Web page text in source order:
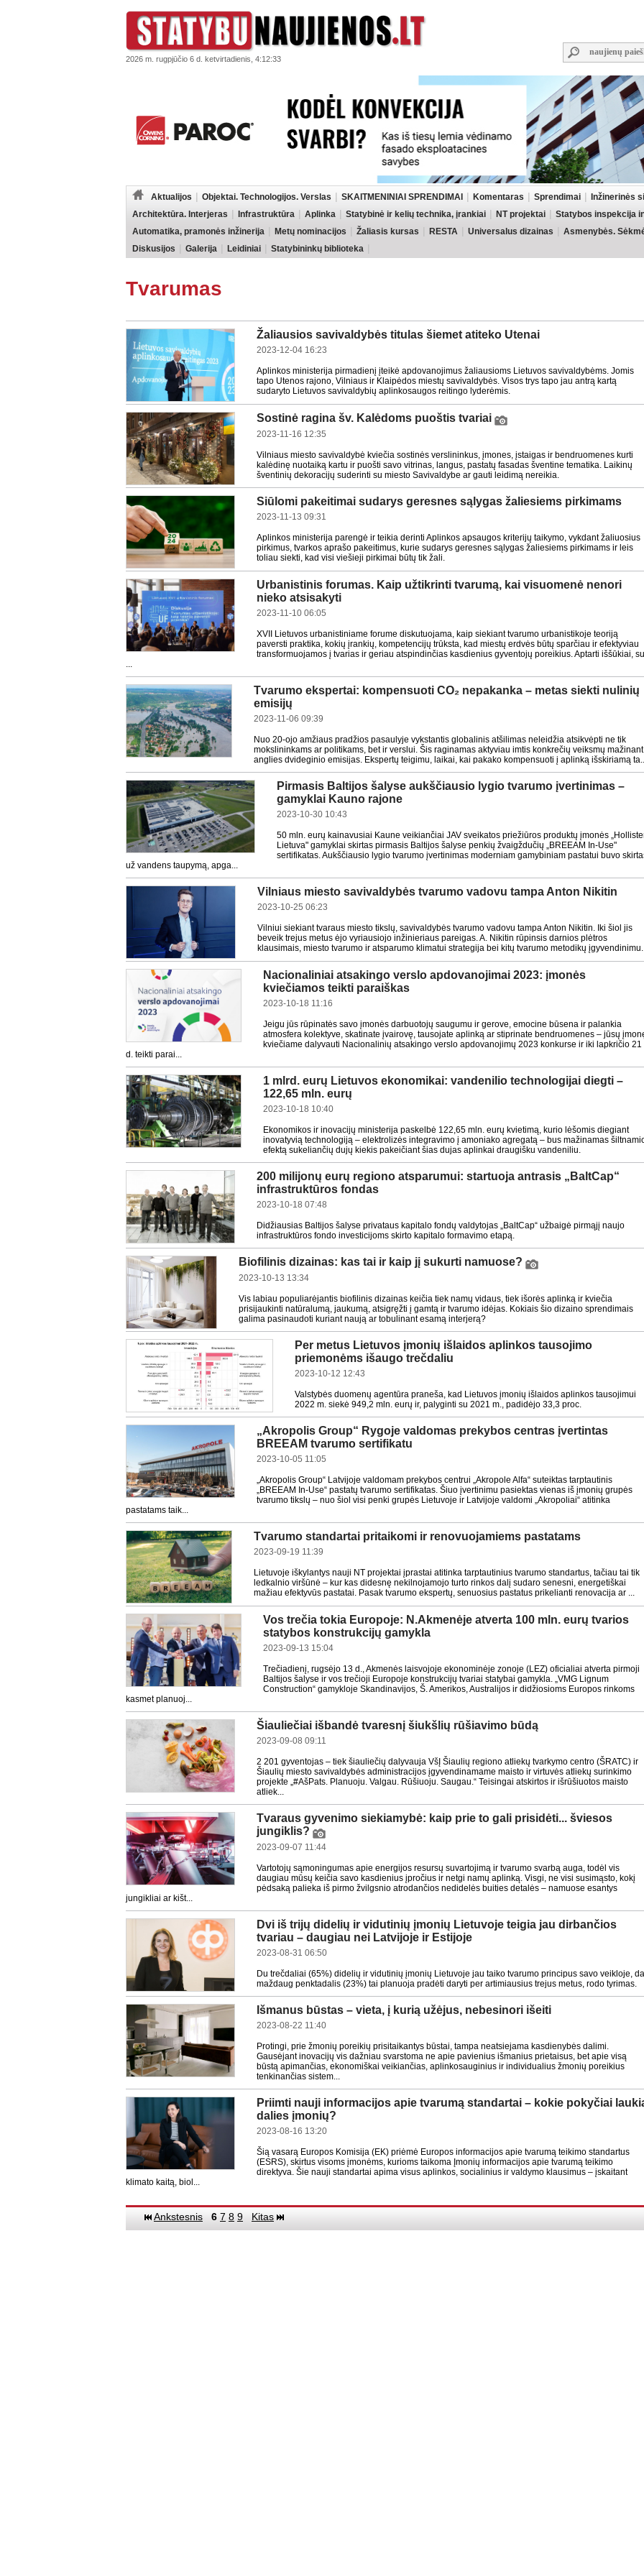
2026 m. rugpjūčio 6 d. ketvirtadienis, 4:12:33
Aktualijos Objektai. Technologijos. Verslas SKAITMENINIAI SPRENDIMAI Komentaras Sprendimai
Inžinerinės
Architektūra. Interjeras
Infrastruktūra Aplinka Statybinė ir kelių technika, įrankiai NT projektai
Statybos inspekcija
Automatika, pramonės inžinerija
Metų nominacijos Žaliasis kursas RESTA Universalus dizainas
Asmenybės.
Diskusijos
Galerija Leidiniai Statybininkų biblioteka
Tvarumas
Žaliausios savivaldybės titulas šiemet atiteko Utenai
2023-12-04 16:23
Aplinkos ministerija pirmadienį įteikė apdovanojimus žaliausioms Lietuvos savivaldybėms. Jomis
tapo Utenos rajono, Vilniaus ir Klaipėdos miestų savivaldybės. Visos trys tapo jau antrą kartą
sudaryto Lietuvos savivaldybių aplinkosaugos reitingo lyderėmis.
Sostinė ragina šv. Kalėdoms puoštis tvariai
2023-11-16 12:35
Vilniaus miesto savivaldybė kviečia sostinės verslininkus, įmones, įstaigas ir bendruomenes kurti
kalėdinę nuotaiką kartu ir puošti savo vitrinas, langus, pastatų fasadas šventine tematika. Laikinų
šventinių dekoracijų suderinti su miesto Savivaldybe ar gauti leidimą nereikia.
Siūlomi pakeitimai sudarys geresnes sąlygas žaliesiems pirkimams
2023-11-13 09:31
Aplinkos ministerija parengė ir teikia derinti Aplinkos apsaugos kriterijų taikymo, vykdant žaliuosius
pirkimus, tvarkos aprašo pakeitimus, kurie sudarys geresnes sąlygas žaliesiems pirkimams ir leis
toliau siekti, kad visi viešieji pirkimai būtų tik žali.
Urbanistinis forumas. Kaip užtikrinti tvarumą, kai visuomenė nenori
nieko atsisakyti
2023-11-10 06:05
XVII Lietuvos urbanistiniame forume diskutuojama, kaip siekiant tvarumo urbanistikoje teoriją
paversti praktika, kokių įrankių, kompetencijų trūksta, kad miestų erdvės būtų sparčiau ir efektyviau
transformuojamos į tvarias ir geriau atspindinčias kasdienius gyventojų poreikius. Aptarti iššūkiai, su
...
Tvarumo ekspertai: kompensuoti CO₂ nepakanka – metas siekti nulinių
emisijų
2023-11-06 09:39
Nuo 20-ojo amžiaus pradžios pasaulyje vykstantis globalinis atšilimas neleidžia atsikvėpti ne tik
mokslininkams ar politikams, bet ir verslui. Šis raginamas aktyviau imtis konkrečių veiksmų mažinant
anglies dvideginio emisijas. Ekspertų teigimu, laikai, kai pakako kompensuoti į aplinką išskiriamą
Pirmasis Baltijos šalyse aukščiausio lygio tvarumo įvertinimas –
gamyklai Kauno rajone
2023-10-30 10:43
50 mln. eurų kainavusiai Kaune veikiančiai JAV sveikatos priežiūros produktų įmonės
Lietuva" gamyklai skirtas pirmasis Baltijos šalyse penkių žvaigždučių „BREEAM In-Use"
sertifikatas. Aukščiausio lygio tvarumo įvertinimas moderniam gamybiniam pastatui buvo
už vandens taupymą, apga...
Vilniaus miesto savivaldybės tvarumo vadovu tampa Anton Nikitin
2023-10-25 06:23
Vilniui siekiant tvaraus miesto tikslų, savivaldybės tvarumo vadovu tampa Anton Nikitin. Iki šiol jis
beveik trejus metus ėjo vyriausiojo inžinieriaus pareigas. A. Nikitin rūpinsis darnios plėtros
klausimais, miesto tvarumo ir atsparumo klimatui strategija bei kitų tvarumo metodikų įgyvendinimu.
Nacionaliniai atsakingo verslo apdovanojimai 2023: įmonės
kviečiamos teikti paraiškas
2023-10-18 11:16
Jeigu jūs rūpinatės savo įmonės darbuotojų saugumu ir gerove, emocine būsena ir palankia
atmosfera kolektyve, skatinate įvairovę, tausojate aplinką ar stiprinate bendruomenes – jūsų
kviečiame dalyvauti Nacionalinių atsakingo verslo apdovanojimų 2023 konkurse ir iki lapkričio 21
d. teikti parai...
1 mlrd. eurų Lietuvos ekonomikai: vandenilio technologijai diegti –
122,65 mln. eurų
2023-10-18 10:40
Ekonomikos ir inovacijų ministerija paskelbė 122,65 mln. eurų kvietimą, kurio lėšomis diegiant
inovatyvią technologiją – elektrolizės integravimo į amoniako agregatą – bus mažinamas
efektą sukeliančių dujų kiekis pakeičiant šias dujas aplinkai draugišku vandeniliu.
200 milijonų eurų regiono atsparumui: startuoja antrasis „BaltCap“
infrastruktūros fondas
2023-10-18 07:48
Didžiausias Baltijos šalyse privataus kapitalo fondų valdytojas „BaltCap“ užbaigė pirmąjį naujo
infrastruktūros fondo investicijoms skirto kapitalo formavimo etapą.
Biofilinis dizainas: kas tai ir kaip jį sukurti namuose?
2023-10-13 13:34
Vis labiau populiarėjantis biofilinis dizainas keičia tiek namų vidaus, tiek išorės aplinką ir kviečia
prisijaukinti natūralumą, jaukumą, atsigręžti į gamtą ir tvarumo idėjas. Kokiais šio dizaino sprendimais
galima pasinaudoti kuriant naują ar tobulinant esamą interjerą?
Per metus Lietuvos įmonių išlaidos aplinkos tausojimo
priemonėms išaugo trečdaliu
2023-10-12 12:43
Valstybės duomenų agentūra praneša, kad Lietuvos įmonių išlaidos aplinkos tausojimui
2022 m. siekė 949,2 mln. eurų ir, palyginti su 2021 m., padidėjo 33,3 proc.
„Akropolis Group“ Rygoje valdomas prekybos centras įvertintas
BREEAM tvarumo sertifikatu
2023-10-05 11:05
„Akropolis Group“ Latvijoje valdomam prekybos centrui „Akropole Alfa“ suteiktas tarptautinis
„BREEAM In-Use“ pastatų tvarumo sertifikatas. Šiuo įvertinimu pasiektas vienas iš įmonių grupės
tvarumo tikslų – nuo šiol visi penki grupės Lietuvoje ir Latvijoje valdomi „Akropoliai“ atitinka
pastatams taik...
Tvarumo standartai pritaikomi ir renovuojamiems pastatams
2023-09-19 11:39
Lietuvoje iškylantys nauji NT projektai įprastai atitinka tarptautinius tvarumo standartus, tačiau tai tik
ledkalnio viršūnė – kur kas didesnę nekilnojamojo turto rinkos dalį sudaro senesni, energetiškai
mažiau efektyvūs pastatai. Pasak tvarumo ekspertų, senuosius pastatus prikelianti renovacija ar ...
Vos trečia tokia Europoje: N.Akmenėje atverta 100 mln. eurų tvarios
statybos konstrukcijų gamykla
2023-09-13 15:04
Trečiadienį, rugsėjo 13 d., Akmenės laisvojoje ekonominėje zonoje (LEZ) oficialiai atverta pirmoji
Baltijos šalyse ir vos trečioji Europoje konstrukcijų tvariai statybai gamykla. „VMG Lignum
Construction“ gamykloje Skandinavijos, Š. Amerikos, Australijos ir didžiosioms Europos rinkoms
kasmet planuoj...
Šiauliečiai išbandė tvaresnį šiukšlių rūšiavimo būdą
2023-09-08 09:11
2 201 gyventojas – tiek šiauliečių dalyvauja VšĮ Šiaulių regiono atliekų tvarkymo centro (ŠRATC) ir
Šiaulių miesto savivaldybės administracijos įgyvendinamame maisto ir virtuvės atliekų surinkimo
projekte „#AšPats. Planuoju. Valgau. Rūšiuoju. Saugau.“ Teisingai atskirtos ir išrūšiuotos maisto
atliek...
Tvaraus gyvenimo siekiamybė: kaip prie to gali prisidėti... šviesos
jungiklis?
2023-09-07 11:44
Vartotojų sąmoningumas apie energijos resursų suvartojimą ir tvarumo svarbą auga, todėl vis
daugiau mūsų keičia savo kasdienius įpročius ir netgi namų aplinką. Visgi, ne visi susimąsto, kokį
pėdsaką palieka iš pirmo žvilgsnio atrodančios nedidelės buities detalės – namuose esantys
jungikliai ar kišt...
Dvi iš trijų didelių ir vidutinių įmonių Lietuvoje teigia jau dirbančios
tvariau – daugiau nei Latvijoje ir Estijoje
2023-08-31 06:50
Du trečdaliai (65%) didelių ir vidutinių įmonių Lietuvoje jau taiko tvarumo principus savo veikloje,
maždaug penktadalis (23%) tai planuoja pradėti daryti per artimiausius trejus metus, rodo tyrimas.
Išmanus būstas – vieta, į kurią užėjus, nebesinori išeiti
2023-08-22 11:40
Protingi, prie žmonių poreikių prisitaikantys būstai, tampa neatsiejama kasdienybės dalimi.
Gausėjant inovacijų vis dažniau svarstoma ne apie pavienius išmanius prietaisus, bet apie visą
būstą apimančias, ekonomiškai veikiančias, aplinkosauginius ir individualius žmonių poreikius
tenkinančias sistem...
Priimti nauji informacijos apie tvarumą standartai – kokie pokyčiai
dalies įmonių?
2023-08-16 13:20
Šią vasarą Europos Komisija (EK) priėmė Europos informacijos apie tvarumą teikimo standartus
(ESRS), skirtus visoms įmonėms, kurioms taikoma Įmonių informacijos apie tvarumą teikimo
direktyva. Šie nauji standartai apima visus aplinkos, socialinius ir valdymo klausimus – įskaitant
klimato kaitą, biol...
Ankstesnis 6 7 8 9 Kitas